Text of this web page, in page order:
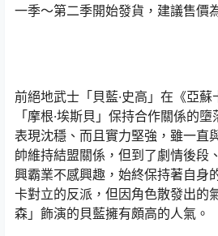
一季～第二季開始發貨，建議售價
前絕地武士「貝藍·史高」在《亞
「摩根·埃斯貝」保持合作關係的
表現沈穩、而且實力堅強，雖一直
帥維持結盟關係，但到了劇情後段
興霸業不感興趣，始終保持著自身
卡對立的反派，但因角色散發出的
森」飾演的貝藍擁有頗高的人氣。